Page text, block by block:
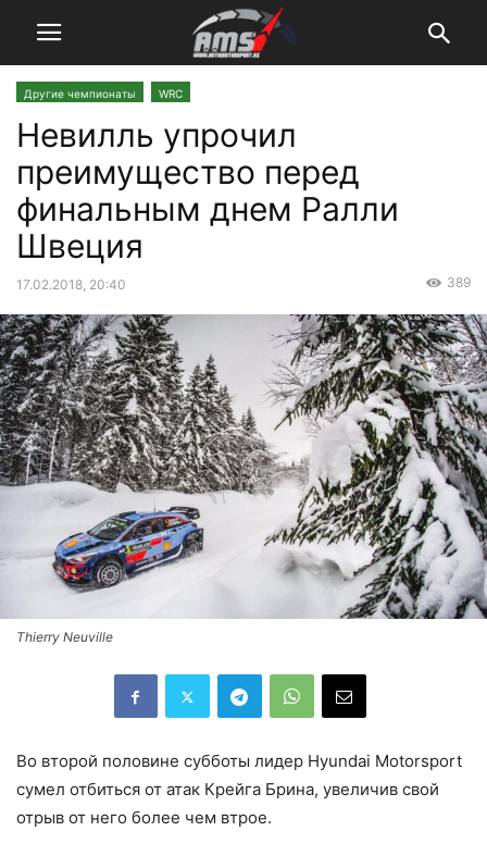
Другие чемпионаты WRC
Невилль упрочил
преимущество перед
финальным днем Ралли
Швеция
17.02.2018, 20:40 389
Thierry Neuville
Во второй половине субботы лидер Hyundai Motorsport
сумел отбиться от атак Крейга Брина, увеличив свой
отрыв от него более чем втрое.